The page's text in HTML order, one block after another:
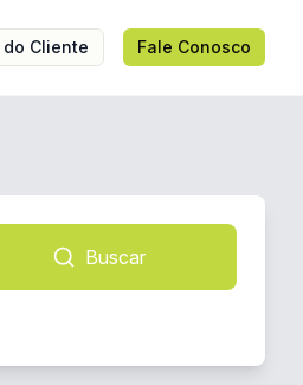
do Cliente Fale Conosco
Buscar